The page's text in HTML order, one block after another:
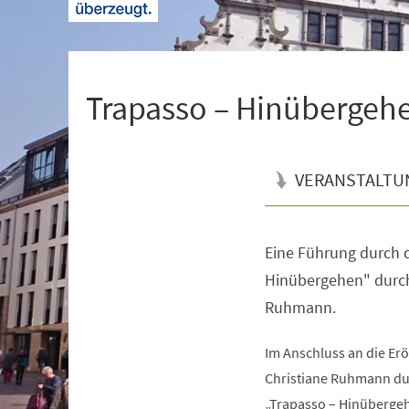
Trapasso –
Eine Führung durch
Hinübergehen"
Ruhmann.
Im Anschluss an die
Christiane Ruhmann
„Trapasso –